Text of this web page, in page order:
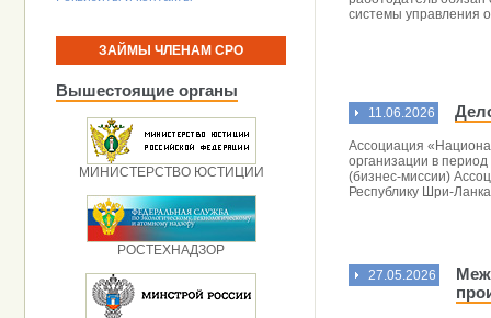
ЗАЙМЫ ЧЛЕНАМ СРО
Вышестоящие органы
МИНИСТЕРСТВО ЮСТИЦИИ
РОСТЕХНАДЗОР
системы управления
11.06.2026
Ассоциация
организации в
(бизнес-миссии)
Республику Шри-
27.05.2026